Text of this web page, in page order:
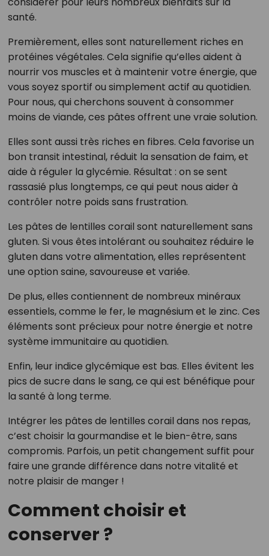
santé.
Premièrement, elles sont naturellement riches en
protéines végétales. Cela signifie qu’elles aident à
nourrir vos muscles et à maintenir votre énergie, que
vous soyez sportif ou simplement actif au quotidien.
Pour nous, qui cherchons souvent à consommer
moins de viande, ces pâtes offrent une vraie solution.
Elles sont aussi très riches en fibres. Cela favorise un
bon transit intestinal, réduit la sensation de faim, et
aide à réguler la glycémie. Résultat : on se sent
rassasié plus longtemps, ce qui peut nous aider à
contrôler notre poids sans frustration.
Les pâtes de lentilles corail sont naturellement sans
gluten. Si vous êtes intolérant ou souhaitez réduire le
gluten dans votre alimentation, elles représentent
une option saine, savoureuse et variée.
De plus, elles contiennent de nombreux minéraux
essentiels, comme le fer, le magnésium et le zinc. Ces
éléments sont précieux pour notre énergie et notre
système immunitaire au quotidien.
Enfin, leur indice glycémique est bas. Elles évitent les
pics de sucre dans le sang, ce qui est bénéfique pour
la santé à long terme.
Intégrer les pâtes de lentilles corail dans nos repas,
c’est choisir la gourmandise et le bien-être, sans
compromis. Parfois, un petit changement suffit pour
faire une grande différence dans notre vitalité et
notre plaisir de manger !
Comment choisir et
conserver ?